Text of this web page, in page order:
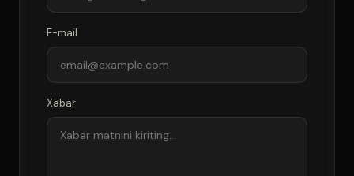
E-mail
Xabar